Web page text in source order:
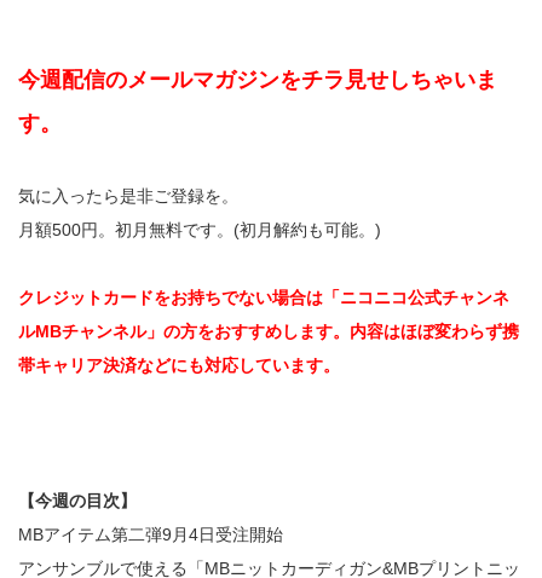
今週配信のメールマガジンをチラ見せしちゃいま
す。
気に入ったら是非ご登録を。
月額500円。初月無料です。(初月解約も可能。)
クレジットカードをお持ちでない場合は「ニコニコ公式チャンネ
ルMBチャンネル」の方をおすすめします。内容はほぼ変わらず携
帯キャリア決済などにも対応しています。
【今週の目次】
MBアイテム第二弾9月4日受注開始
アンサンブルで使える「MBニットカーディガン&MBプリントニッ